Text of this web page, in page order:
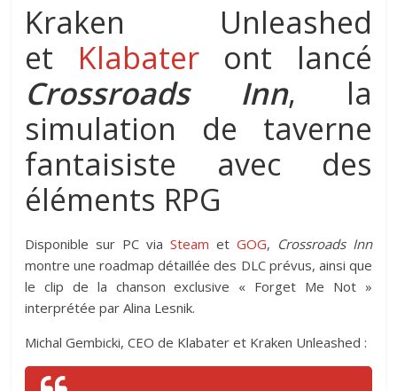
Kraken Unleashed
et Klabateront lancé
Crossroads Inn, la
simulation de taverne
fantaisiste avec des
éléments RPG
Disponible sur PC via Steam et GOG, Crossroads Inn
montre une roadmap détaillée des DLC prévus, ainsi que
le clip de la chanson exclusive « Forget Me Not »
interprétée par Alina Lesnik.
Michal Gembicki, CEO de Klabater et Kraken Unleashed :